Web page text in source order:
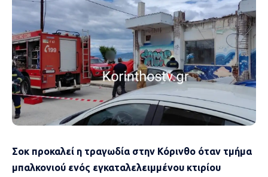
Σοκ προκαλεί η τραγωδία στην Κόρινθο όταν τμήμα
μπαλκονιού ενός εγκαταλελειμμένου κτιρίου